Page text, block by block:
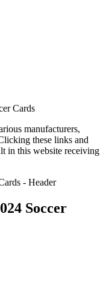
Cards
manufacturers,
these links and
in this website receiving
Soccer